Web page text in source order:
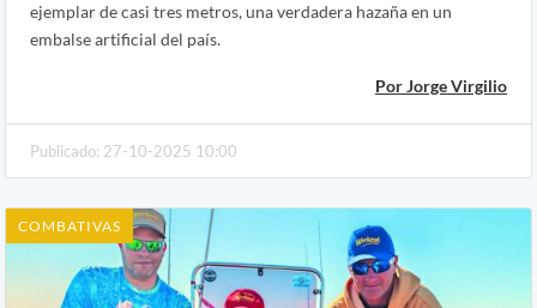
ejemplar de casi tres metros, una verdadera hazaña en un
embalse artificial del país.
Por Jorge Virgilio
Publicado: 27-10-2025 10:00
COMBATIVAS